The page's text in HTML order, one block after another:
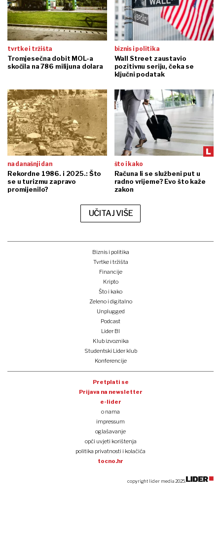
tvrtke i tržišta
Tromjesečna dobit MOL-a
skočila na 786 milijuna dolara
biznis i politika
Wall Street zaustavio
pozitivnu seriju, čeka se
ključni podatak
na današnji dan
Rekordne 1986. i 2025.: Što
se u turizmu zapravo
promijenilo?
što i kako
Računa li se službeni put u
radno vrijeme? Evo što kaže
zakon
UČITAJ VIŠE
Biznis i politika
Tvrtke i tržišta
Financije
Kripto
Što i kako
Zeleno i digitalno
Unplugged
Podcast
Lider BI
Klub izvoznika
Studentski Lider klub
Konferencije
Pretplati se
Prijava na newsletter
e-lider
o nama
impressum
oglašavanje
opći uvjeti korištenja
politika privatnosti i kolačića
tocno.hr
copyright lider media 2025.